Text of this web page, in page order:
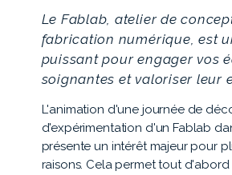
Le Fablab, atelier de
fabrication numérique, est
puissant pour engager vos
soignantes et valoriser leur
L'animation d'une journée de
d'expérimentation d'un Fablab
présente un intérêt majeur pour
raisons. Cela permet tout